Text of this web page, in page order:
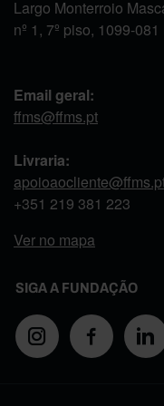
Largo Monterroio
nº 1, 7º piso, 1099-
Email geral:
ffms@ffms.pt
Livraria:
+351 219 381 223
Ver no mapa
SIGA A FUNDAÇÃO